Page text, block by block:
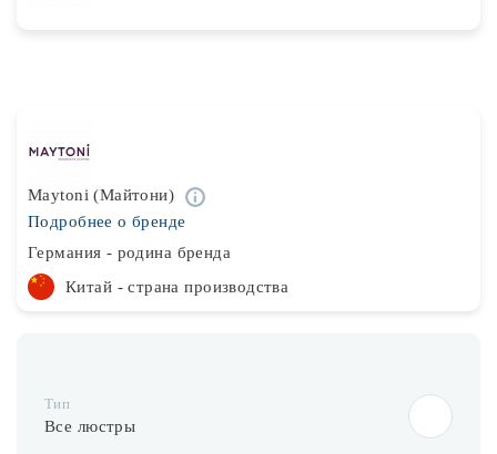
База знаний
Контакты
Maytoni (Майтони)
Подробнее о бренде
Германия - родина бренда
Китай - страна производства
Тип
Все люстры